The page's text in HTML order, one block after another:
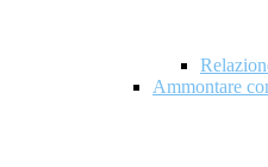
Ammontare